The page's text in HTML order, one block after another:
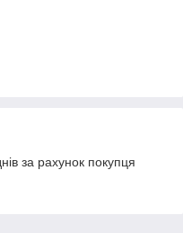
за рахунок покупця